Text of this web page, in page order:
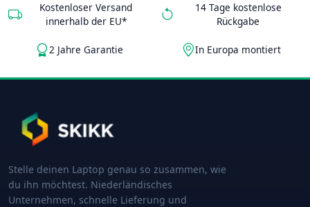
Kostenloser Versand
innerhalb der EU*
14 Tage kostenlose
Rückgabe
2 Jahre Garantie In Europa montiert
Stelle deinen Laptop genau so zusammen, wie
du ihn möchtest. Niederländisches
Unternehmen, schnelle Lieferung und